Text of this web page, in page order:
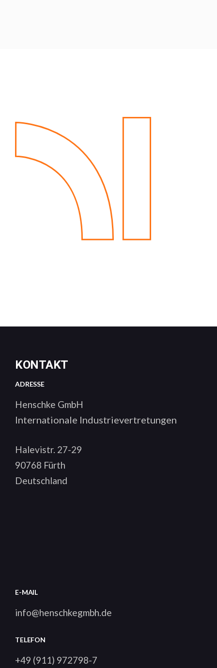
KONTAKT
ADRESSE
Henschke GmbH
Internationale Industrievertretungen
Halevistr. 27-29
90768 Fürth
Deutschland
E-MAIL
info@henschkegmbh.de
TELEFON
+49 (911) 972798-7